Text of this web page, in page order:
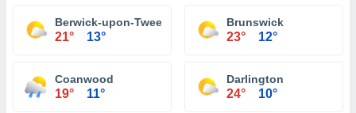
Berwick-upon-Tweed
21° 13°
Brunswick
23° 12°
Coanwood
19° 11°
Darlington
24° 10°